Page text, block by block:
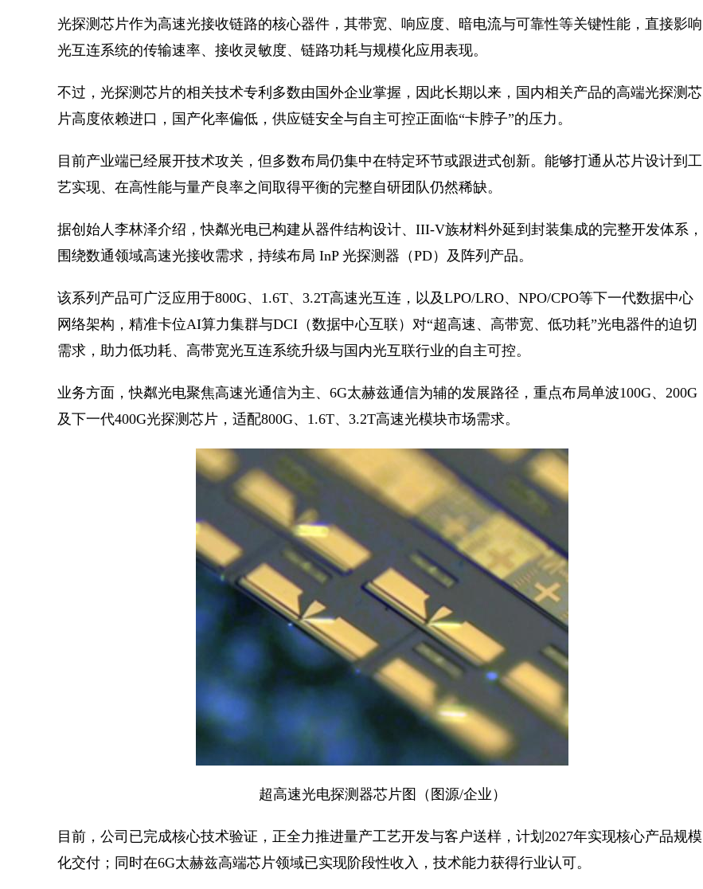
光探测芯片作为高速光接收链路的核心器件，其带宽、响应度、暗电流与可靠性等关键性能，直接影响
光互连系统的传输速率、接收灵敏度、链路功耗与规模化应用表现。
不过，光探测芯片的相关技术专利多数由国外企业掌握，因此长期以来，国内相关产品的高端光探测芯
片高度依赖进口，国产化率偏低，供应链安全与自主可控正面临“卡脖子”的压力。
目前产业端已经展开技术攻关，但多数布局仍集中在特定环节或跟进式创新。能够打通从芯片设计到工
艺实现、在高性能与量产良率之间取得平衡的完整自研团队仍然稀缺。
据创始人李林泽介绍，快粼光电已构建从器件结构设计、III-V族材料外延到封装集成的完整开发体系，
围绕数通领域高速光接收需求，持续布局 InP 光探测器（PD）及阵列产品。
该系列产品可广泛应用于800G、1.6T、3.2T高速光互连，以及LPO/LRO、NPO/CPO等下一代数据中心
网络架构，精准卡位AI算力集群与DCI（数据中心互联）对“超高速、高带宽、低功耗”光电器件的迫切
需求，助力低功耗、高带宽光互连系统升级与国内光互联行业的自主可控。
业务方面，快粼光电聚焦高速光通信为主、6G太赫兹通信为辅的发展路径，重点布局单波100G、200G
及下一代400G光探测芯片，适配800G、1.6T、3.2T高速光模块市场需求。
超高速光电探测器芯片图（图源/企业）
目前，公司已完成核心技术验证，正全力推进量产工艺开发与客户送样，计划2027年实现核心产品规模
化交付；同时在6G太赫兹高端芯片领域已实现阶段性收入，技术能力获得行业认可。